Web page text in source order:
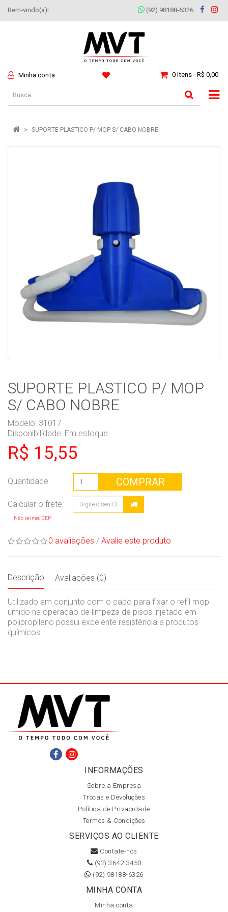
Bem-vindo(a)! (92) 98188-6326
Minha conta 0 Itens - R$ 0,00
SUPORTE PLASTICO P/ MOP S/ CABO NOBRE
SUPORTE PLASTICO P/ MOP
S/ CABO NOBRE
Modelo: 31017
Disponibilidade: Em estoque
R$ 15,55
Quantidade COMPRAR
Não sei meu CEP
0 avaliações / Avalie este produto
Descrição Avaliações (0)
Utilizado em conjunto com o cabo para fixar o refil mop
úmido na operação de limpeza de pisos injetado em
polipropileno possui excelente resistência a produtos
químicos.
INFORMAÇÕES
Sobre a Empresa
Trocas e Devoluções
Política de Privacidade
Termos & Condições
SERVIÇOS AO CLIENTE
Contate-nos
(92) 3642-3450
(92) 98188-6326
MINHA CONTA
Minha conta